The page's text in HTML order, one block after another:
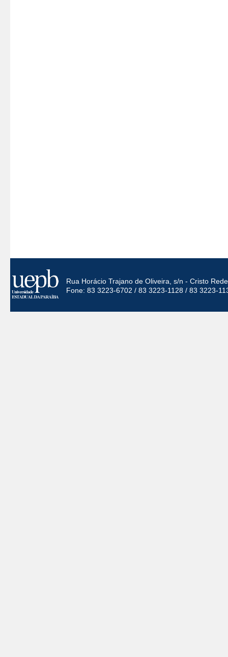
Rua Horácio Trajano de Oliveira, s/n - Cristo
Fone: 83 3223-6702 / 83 3223-1128 / 83 3223-